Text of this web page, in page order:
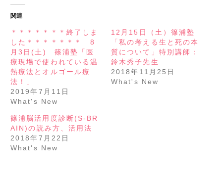
で
有
(新
し
い
ウ
ィ
ド
ウ
で
開
ま
す)
は
リ
ッ
ク
し
て
く
い
(新
し
ウ
ィ
ン
ド
ウ
開
関連
＊＊＊＊＊＊＊終了しま
した＊＊＊＊＊＊＊ 8
月3日(土) 篠浦塾「医
療現場で使われている温
熱療法とオルゴール療
法！」
2019年7月11日
What's New
12月15日（土）篠浦塾
「私の考える生と死の本
質について」特別講師：
鈴木秀子先生
2018年11月25日
What's New
篠浦脳活用度診断(S-BR
AIN)の読み方、活用法
2018年7月22日
What's New